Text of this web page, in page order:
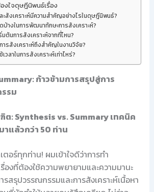
งใจดุษฎีนิพนธ์เรื่อง
ะสังเคราะห์มีความสำคัญอย่างไรในดุษฎีนิพนธ์?
บ้างในการพัฒนาทักษะการสังเคราะห์?
มต้นการสังเคราะห์จากที่ไหน?
ารสังเคราะห์ถึงสำคัญในงานวิจัย?
เวลาในการสังเคราะห์เท่าไหร่?
ก้าวข้ามการสรุปสู่การ
รม
: Synthesis vs. Summary เทคนิค
าแล้วกว่า 50 ท่าน
อร์ทุกท่าน! ผมเข้าใจดีว่าการทำ
งที่ต้องใช้ความพยายามและความมานะ
สรุปวรรณกรรมและการสังเคราะห์เนื้อหา